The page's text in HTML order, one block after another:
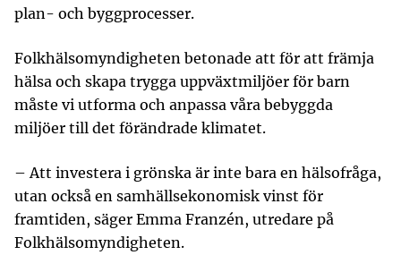
plan- och byggprocesser.
Folkhälsomyndigheten betonade att för att främja
hälsa och skapa trygga uppväxtmiljöer för barn
måste vi utforma och anpassa våra bebyggda
miljöer till det förändrade klimatet.
– Att investera i grönska är inte bara en hälsofråga,
utan också en samhällsekonomisk vinst för
framtiden, säger Emma Franzén, utredare på
Folkhälsomyndigheten.